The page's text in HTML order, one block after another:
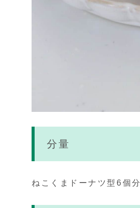
分量
ねこくまドーナツ型6個分